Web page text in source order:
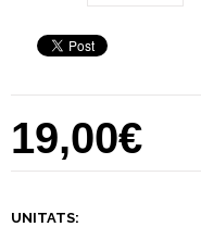
19,00€
UNITATS: